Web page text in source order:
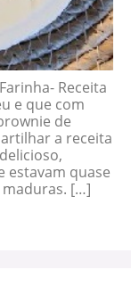
Receita
e que com
de
a receita
estavam quase
[…]